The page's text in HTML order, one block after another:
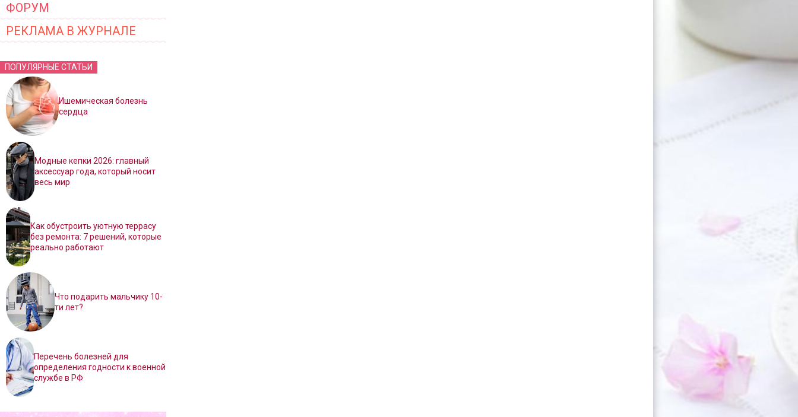
ФОРУМ
РЕКЛАМА В ЖУРНАЛЕ
ПОПУЛЯРНЫЕ СТАТЬИ
Ишемическая болезнь
сердца
Модные кепки 2026: главный
аксессуар года, который носит
весь мир
Как обустроить уютную террасу
без ремонта: 7 решений, которые
реально работают
Что подарить мальчику 10-
ти лет?
Перечень болезней для
определения годности к военной
службе в РФ